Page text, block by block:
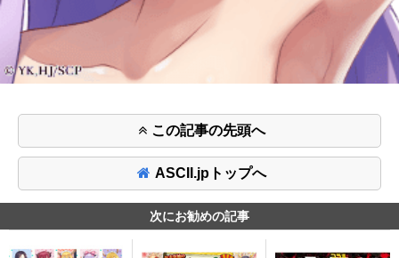
この記事の先頭へ
ASCII.jpトップへ
次にお勧めの記事